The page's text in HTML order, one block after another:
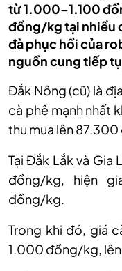
từ 1.000–1.100
đồng/kg tại nhiều
đà phục hồi của
nguồn cung tiếp
Đắk Nông (cũ) là
cà phê mạnh nhất
thu mua lên
Tại Đắk Lắk và Gia
đồng/kg, hiện
đồng/kg.
Trong khi đó, giá
1.000 đồng/kg,